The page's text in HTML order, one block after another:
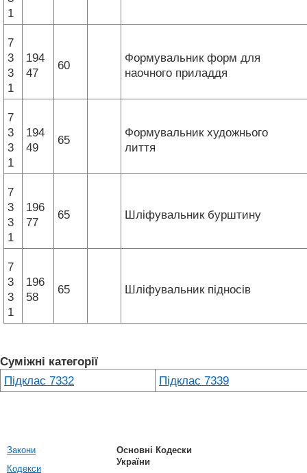
1
7
3
3
1
194
47
60
Формувальник форм для
наочного приладдя
7
3
3
1
194
49
65
Формувальник художнього
лиття
7
3
3
1
196
77
65 Шліфувальник бурштину
7
3
3
1
196
58
65 Шліфувальник підносів
Суміжні категорії
Підклас 7332
Підклас 7339
Закони
Кодекси
Основні Кодески
України